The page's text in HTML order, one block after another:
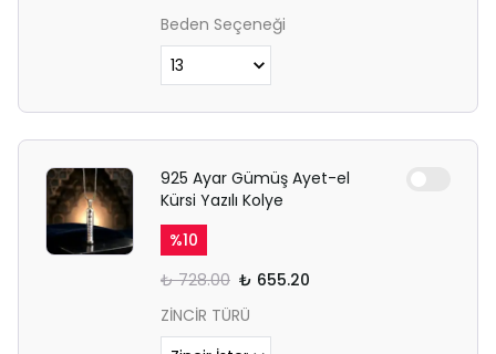
Beden Seçeneği
925 Ayar Gümüş Ayet-el
Kürsi Yazılı Kolye
%10
₺ 728.00 ₺ 655.20
ZİNCİR TÜRÜ